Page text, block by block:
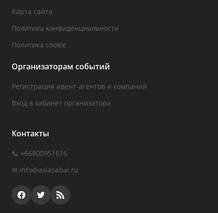
Карта сайта
Политика конфиденциальности
Политика cookie
Организаторам событий
Регистрация ивент-агентов и компаний
Вход в кабинет организатора
Контакты
📞 +66800951616
✉ info@asiasabai.ru